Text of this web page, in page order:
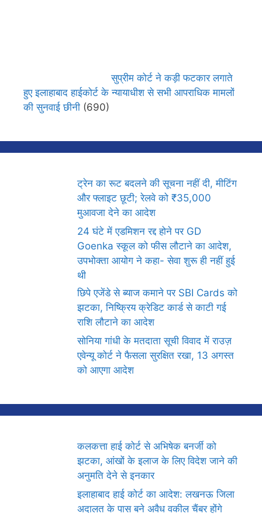
सुप्रीम कोर्ट ने कड़ी फटकार लगाते
हुए इलाहाबाद हाईकोर्ट के न्यायाधीश से सभी आपराधिक मामलों
की सुनवाई छीनी (690)
ट्रेन का रूट बदलने की सूचना नहीं दी, मीटिंग
और फ्लाइट छूटी; रेलवे को ₹35,000
मुआवजा देने का आदेश
24 घंटे में एडमिशन रद्द होने पर GD
Goenka स्कूल को फीस लौटाने का आदेश,
उपभोक्ता आयोग ने कहा- सेवा शुरू ही नहीं हुई
थी
छिपे एजेंडे से ब्याज कमाने पर SBI Cards को
झटका, निष्क्रिय क्रेडिट कार्ड से काटी गई
राशि लौटाने का आदेश
सोनिया गांधी के मतदाता सूची विवाद में राउज़
एवेन्यू कोर्ट ने फैसला सुरक्षित रखा, 13 अगस्त
को आएगा आदेश
कलकत्ता हाई कोर्ट से अभिषेक बनर्जी को
झटका, आंखों के इलाज के लिए विदेश जाने की
अनुमति देने से इनकार
इलाहाबाद हाई कोर्ट का आदेश: लखनऊ जिला
अदालत के पास बने अवैध वकील चैंबर होंगे